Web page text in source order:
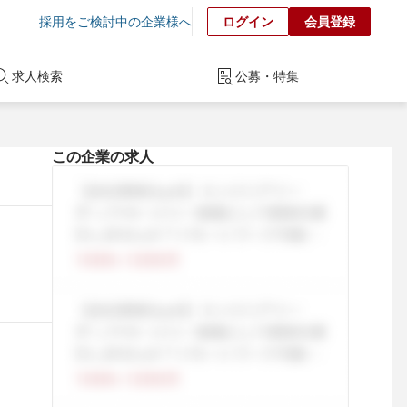
採用をご検討中の企業様へ ログイン 会員登録
求人検索 公募・特集
この企業の求人